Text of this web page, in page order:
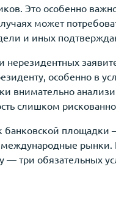
Это особенно
может
и иных
нерезидентных
особенно в
внимательно
слишком
банковской площадки
рынки.
— три обязательных